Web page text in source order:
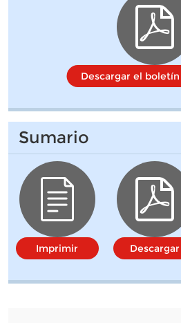
Descargar el
Sumario
Imprimir Descargar